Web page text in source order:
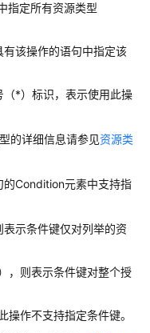
指定所有资源类型
该操作的语句中指定该
*）标识，表示使用此操
的详细信息请参见资源类
的Condition元素中支持指
示条件键仅对列举的资
，则表示条件键对整个授
作不支持指定条件键。